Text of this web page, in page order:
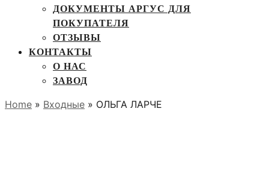
ДОКУМЕНТЫ АРГУС ДЛЯ
ПОКУПАТЕЛЯ
ОТЗЫВЫ
КОНТАКТЫ
О НАС
ЗАВОД
Home » Входные » ОЛЬГА ЛАРЧЕ